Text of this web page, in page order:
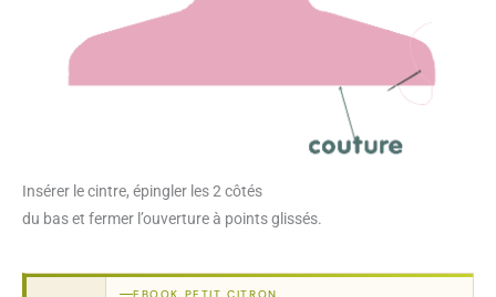
Insérer le cintre, épingler les 2 côtés
du bas et fermer l’ouverture à points glissés.
EBOOK PETIT CITRON